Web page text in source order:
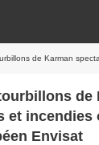
de Karman spectaculaires et
de
et incendies
Envisat